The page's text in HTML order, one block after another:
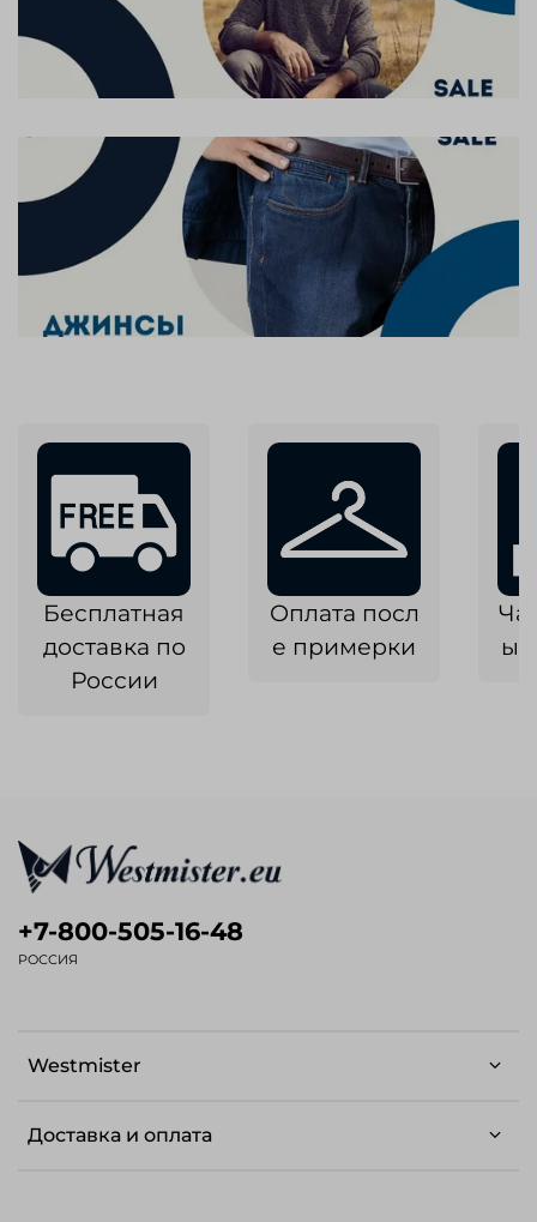
Бесплатная
доставка по
России
Оплата посл
е примерки
Westmister
Доставка и оплата
+7-800-505-16-48
РОССИЯ